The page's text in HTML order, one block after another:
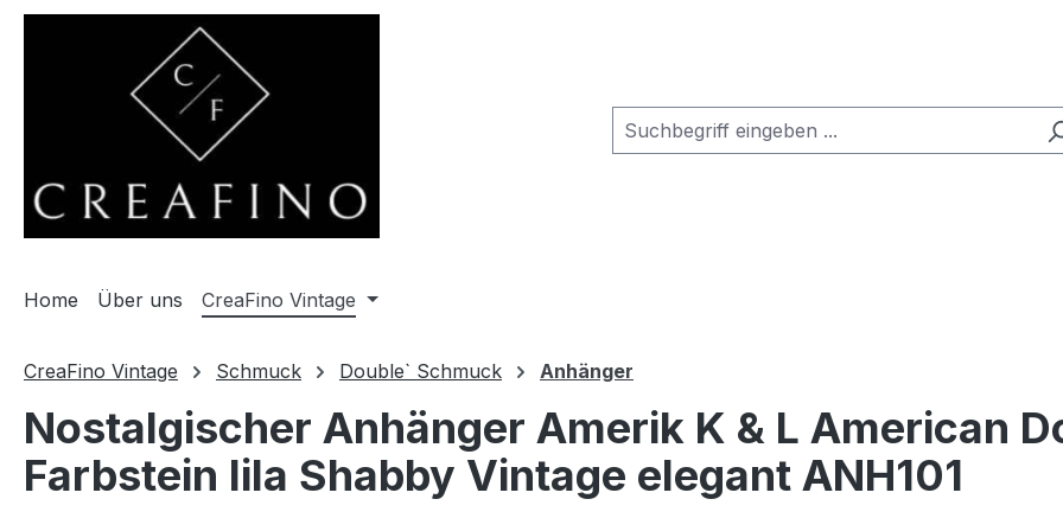
Hauptinhalt springen
Zur Hauptnavigation springen
Home Über uns CreaFino Vintage
CreaFino Vintage Schmuck Double` Schmuck Anhänger
Nostalgischer Anhänger Amerik K & L American
Farbstein lila Shabby Vintage elegant ANH101